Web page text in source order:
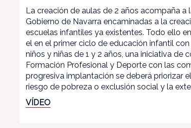
La creación de aulas de 2 años acompaña
Gobierno de Navarra encaminadas a la
escuelas infantiles ya existentes. Todo ello
el en el primer ciclo de educación infantil
niños y niñas de 1 y 2 años, una iniciativa
Formación Profesional y Deporte con las
progresiva implantación se deberá priorizar
riesgo de pobreza o exclusión social y la
VÍDEO